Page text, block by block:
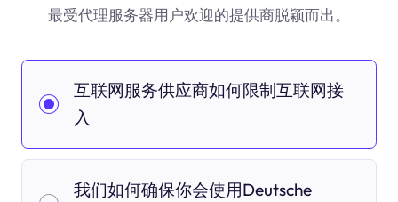
最受代理服务器用户欢迎的提供商脱颖而出。
互联网服务供应商如何限制互联网接
入
我们如何确保你会使用Deutsche